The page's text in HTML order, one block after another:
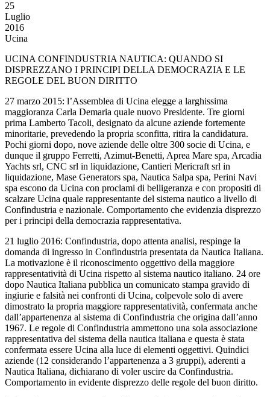
25
Luglio
2016
Ucina
UCINA CONFINDUSTRIA NAUTICA: QUANDO SI
DISPREZZANO I PRINCIPI DELLA DEMOCRAZIA E LE
REGOLE DEL BUON DIRITTO
27 marzo 2015: l’Assemblea di Ucina elegge a larghissima
maggioranza Carla Demaria quale nuovo Presidente. Tre giorni
prima Lamberto Tacoli, designato da alcune aziende fortemente
minoritarie, prevedendo la propria sconfitta, ritira la candidatura.
Pochi giorni dopo, nove aziende delle oltre 300 socie di Ucina, e
dunque il gruppo Ferretti, Azimut-Benetti, Aprea Mare spa, Arcadia
Yachts srl, CNC srl in liquidazione, Cantieri Mericraft srl in
liquidazione, Mase Generators spa, Nautica Salpa spa, Perini Navi
spa escono da Ucina con proclami di belligeranza e con propositi di
scalzare Ucina quale rappresentante del sistema nautico a livello di
Confindustria e nazionale. Comportamento che evidenzia disprezzo
per i principi della democrazia rappresentativa.
21 luglio 2016: Confindustria, dopo attenta analisi, respinge la
domanda di ingresso in Confindustria presentata da Nautica Italiana.
La motivazione è il riconoscimento oggettivo della maggiore
rappresentatività di Ucina rispetto al sistema nautico italiano. 24 ore
dopo Nautica Italiana pubblica un comunicato stampa gravido di
ingiurie e falsità nei confronti di Ucina, colpevole solo di avere
dimostrato la propria maggiore rappresentatività, confermata anche
dall’appartenenza al sistema di Confindustria che origina dall’anno
1967. Le regole di Confindustria ammettono una sola associazione
rappresentativa del sistema della nautica italiana e questa è stata
confermata essere Ucina alla luce di elementi oggettivi. Quindici
aziende (12 considerando l’appartenenza a 3 gruppi), aderenti a
Nautica Italiana, dichiarano di voler uscire da Confindustria.
Comportamento in evidente disprezzo delle regole del buon diritto.